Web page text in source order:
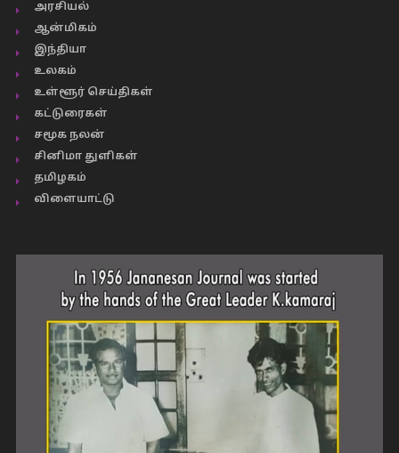
அரசியல்
ஆன்மிகம்
இந்தியா
உலகம்
உள்ளூர் செய்திகள்
கட்டுரைகள்
சமூக நலன்
சினிமா துளிகள்
தமிழகம்
விளையாட்டு